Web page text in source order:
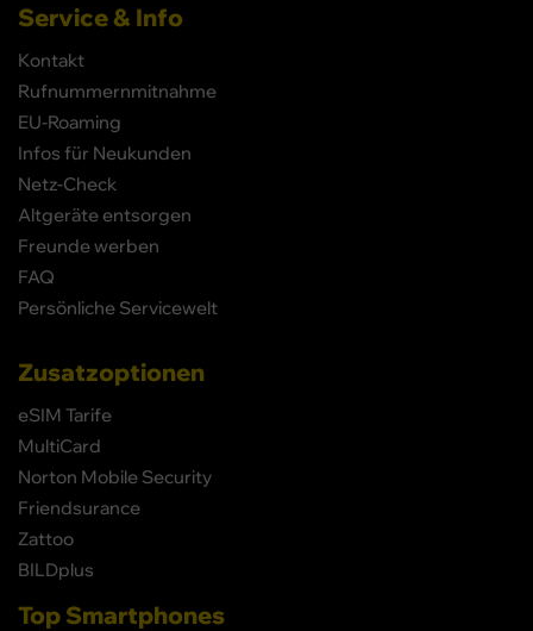
Service & Info
Kontakt
Rufnummernmitnahme
EU-Roaming
Infos für Neukunden
Netz-Check
Altgeräte entsorgen
Freunde werben
FAQ
Persönliche Servicewelt
Zusatzoptionen
eSIM Tarife
MultiCard
Norton Mobile Security
Friendsurance
Zattoo
BILDplus
Top Smartphones